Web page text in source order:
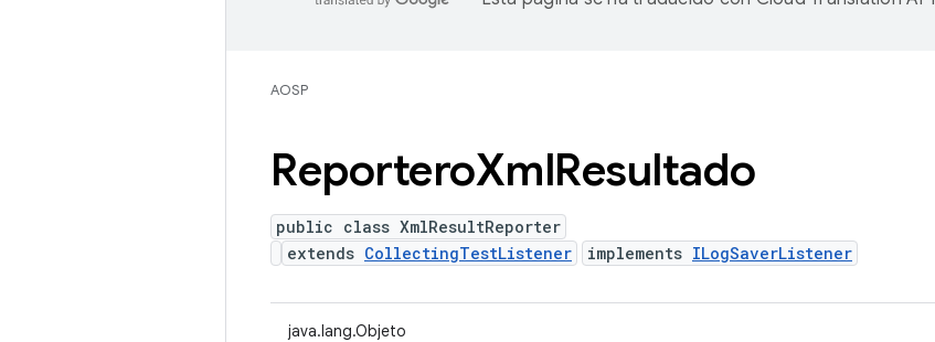
AOSP
ReporteroXmlResultado
public class XmlResultReporter
extends CollectingTestListener implements ILogSaverListener
java.lang.Objeto